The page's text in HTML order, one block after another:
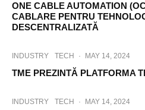
ONE CABLE AUTOMATION
CABLARE PENTRU
DESCENTRALIZATĂ
INDUSTRY TECH · MAY 14, 2024
TME PREZINTĂ PLATFORMA
INDUSTRY TECH · MAY 14, 2024